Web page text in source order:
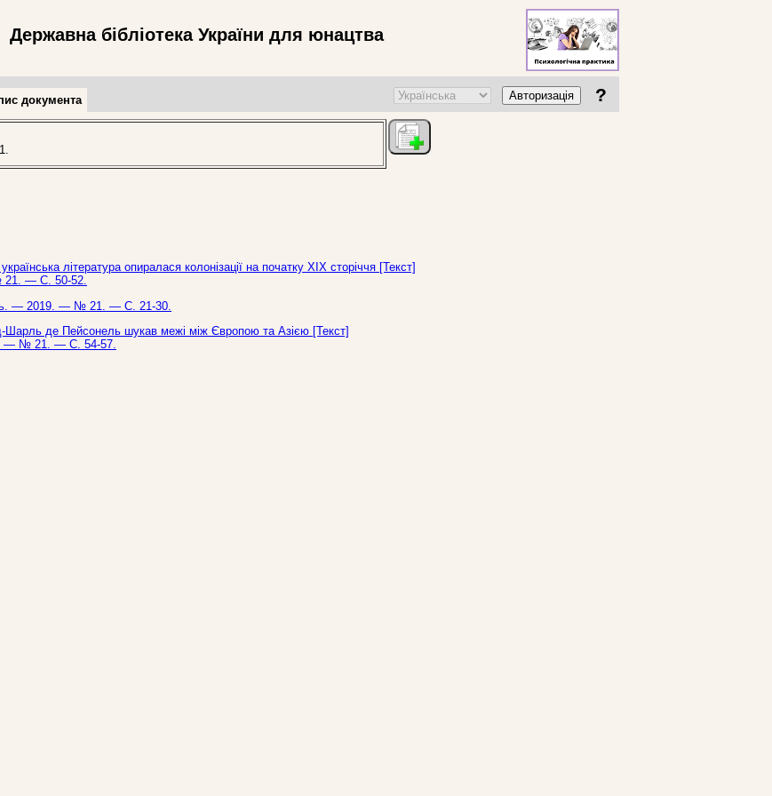
Державна бібліотека України для юнацтва
документа Авторизація ?
література опиралася колонізації на початку ХІХ сторіччя [Текст]
21. — С. 50-52.
— 2019. — № 21. — С. 21-30.
де Пейсонель шукав межі між Європою та Азією [Текст]
— № 21. — С. 54-57.